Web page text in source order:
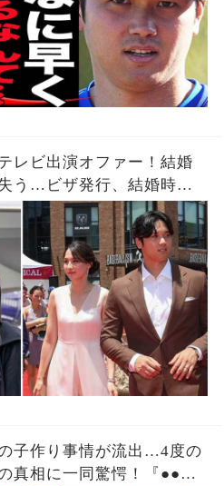
レビ出演オファー！結婚
う…ビザ発行、結婚時期
子作り事情が流出…4度の
真相に一同驚愕！『●●ま